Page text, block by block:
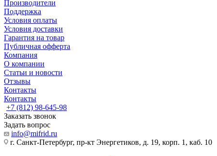
Производители
Поддержка
Условия оплаты
Условия доставки
Гарантия на товар
Публичная офферта
Компания
О компании
Статьи и новости
Отзывы
Контакты
Контакты
+7 (812) 98-645-98
Заказать звонок
Задать вопрос
info@mifrid.ru
г. Санкт-Петербург, пр-кт Энергетиков, д. 19, корп. 1, каб. 10